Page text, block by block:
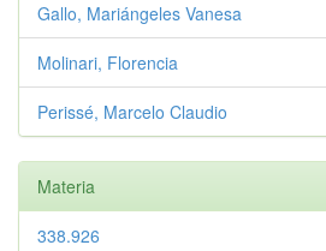
Gallo, Mariángeles Vanesa
Molinari, Florencia
Perissé, Marcelo Claudio
Materia
338.926